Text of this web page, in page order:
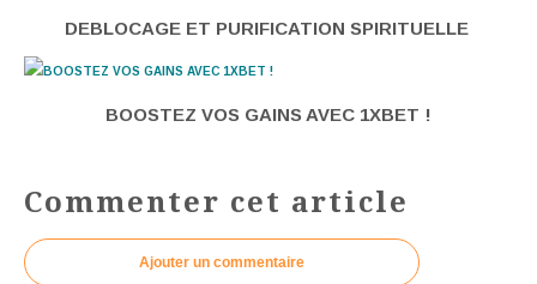
DEBLOCAGE ET PURIFICATION SPIRITUELLE
BOOSTEZ VOS GAINS AVEC 1XBET !
Commenter cet article
Ajouter un commentaire